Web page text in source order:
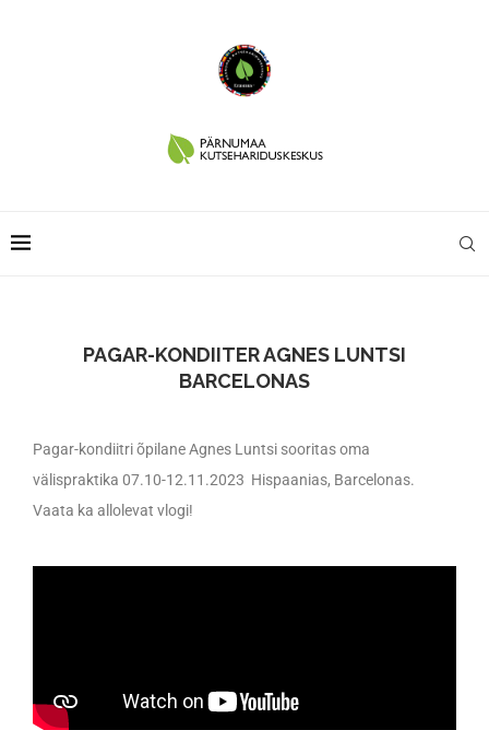
PAGAR-KONDIITER AGNES LUNTSI
BARCELONAS
Pagar-kondiitri õpilane Agnes Luntsi sooritas oma
välispraktika 07.10-12.11.2023 Hispaanias, Barcelonas.
Vaata ka allolevat vlogi!